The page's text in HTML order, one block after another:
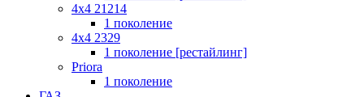
4x4 21214
1 поколение
4x4 2329
1 поколение [рестайлинг]
Priora
1 поколение